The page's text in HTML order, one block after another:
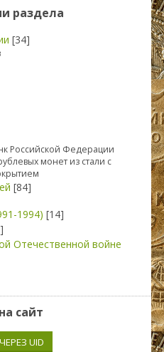
раздела
[34]
Российской Федерации
монет из стали с
[84]
1994) [14]
Отечественной войне
сайт
UID